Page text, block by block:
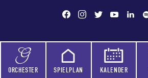
ORCHESTER SPIELPLAN KALENDER